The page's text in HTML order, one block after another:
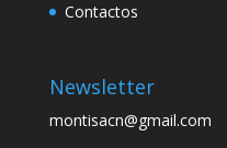
Contactos
Newsletter
montisacn@gmail.com